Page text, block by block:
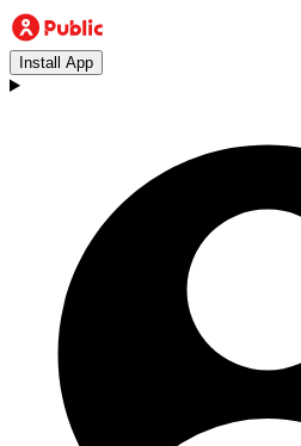
Install App